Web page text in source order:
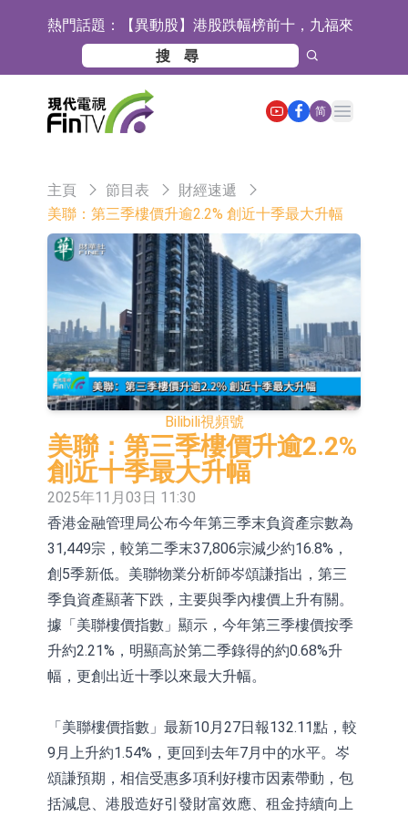
熱門話題： 【異動股】港股跌幅榜前十，九福來
(08611.HK)跌21.43%，天瑞汽車内飾
(06162.HK)跌18.44%
【異動股】港股漲幅榜前十，佳明集
團控股(01271.HK)漲+78.22%，拿森
科技(02261.HK)漲+64.11%
斯迪克：公司為國內摺疊屏核心功能
材料供應商
恒瑞醫藥：公司已在中國獲批上市26
目標客戶的測試認證
上期所：7月份對11個實際控制關系
賬戶組採取限制開倉的監管措施
特發服務：成功中標嗶哩嗶哩上海濱
江總部物業服務項目
亞太股份：公司是零跑汽車和
Stellantis集團的供應商
理工雷科面向邊緣AI場景推出"山
海"系列智算模組 系列產品基於國產
CPU與GPU構建
【異動股】醫療研發外包板塊拉升，
博騰股份(300363.CN)漲20.02%
日韓股市收盤雙雙下跌
依米康：海外交付以東南亞、中東市
場為主 並已取得歐美相關認證
上交所：財通多策略福鑫定期開放靈
活配置混合型發起式證券投資基金臨
時停牌
上交所：景順長城全球半導體芯片產
業股票型證券投資基金臨時停牌
【異動股】港股跌幅榜前十，卡森國
際(00496.HK)跌22.40%，九福來
(08611.HK)跌21.01%
【異動股】港股漲幅榜前十，拿森科
技(02261.HK)漲+75.05%，辰興發展
(02286.HK)漲+64.91%
神火股份：新疆神火鋁水轉化率已
100%
【異動股】焦炭Ⅲ板塊下挫，陝西黑
貓(601015.CN)跌8.38%
浙江證監局對財通證券股份有限公司
採取出具警示函措施
山金國際：港股上市工作正常推進中
简
Open main menu
主頁 節目表
財經速遞
美聯：第三季樓價升逾2.2% 創近十季最大升幅
Bilibili視頻號
美聯：第三季樓價升逾2.2%
創近十季最大升幅
2025年11月03日 11:30
香港金融管理局公布今年第三季末負資產宗數為
31,449宗，較第二季末37,806宗減少約16.8%，
創5季新低。美聯物業分析師岑頌謙指出，第三
季負資產顯著下跌，主要與季內樓價上升有關。
據「美聯樓價指數」顯示，今年第三季樓價按季
升約2.21%，明顯高於第二季錄得的約0.68%升
幅，更創出近十季以來最大升幅。
「美聯樓價指數」最新10月27日報132.11點，較
9月上升約1.54%，更回到去年7月中的水平。岑
頌謙預期，相信受惠多項利好樓市因素帶動，包
括減息、港股造好引發財富效應、租金持續向上